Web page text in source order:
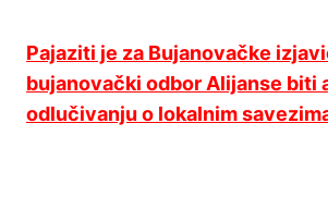
Pajaziti je za Bujanovačke
bujanovački odbor Alijanse biti
odlučivanju o lokalnim